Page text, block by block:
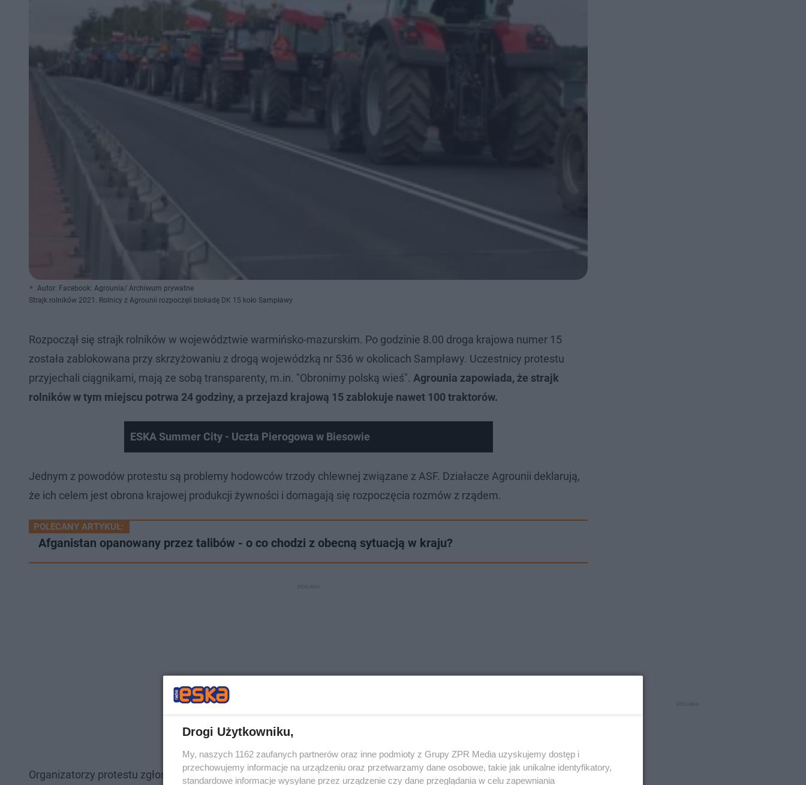
Autor: Facebook: Agrounia/ Archiwum prywatne
Strajk rolników 2021. Rolnicy z Agrounii rozpoczęli blokadę DK 15 koło Sampławy
Rozpoczął się strajk rolników w województwie warmińsko-mazurskim. Po godzinie 8.00 droga krajowa numer 15
została zablokowana przy skrzyżowaniu z drogą wojewódzką nr 536 w okolicach Sampławy. Uczestnicy protestu
przyjechali ciągnikami, mają ze sobą transparenty, m.in. "Obronimy polską wieś". Agrounia zapowiada, że strajk
rolników w tym miejscu potrwa 24 godziny, a przejazd krajową 15 zablokuje nawet 100 traktorów.
ESKA Summer City - Uczta Pierogowa w Biesowie
Jednym z powodów protestu są problemy hodowców trzody chlewnej związane z ASF. Działacze Agrounii deklarują,
że ich celem jest obrona krajowej produkcji żywności i domagają się rozpoczęcia rozmów z rządem.
POLECANY ARTYKUŁ:
Afganistan opanowany przez talibów - o co chodzi z obecną sytuacją w kraju?
Organizatorzy protestu zgłosili go wcześniej w urzędzie gminy w Lubawie, który powiadomił o planowanym
Drogi Użytkowniku,
My, naszych 1162 zaufanych partnerów oraz inne podmioty z Grupy ZPR Media uzyskujemy dostęp i
przechowujemy informacje na urządzeniu oraz przetwarzamy dane osobowe, takie jak unikalne identyfikatory,
standardowe informacje wysyłane przez urządzenie czy dane przeglądania w celu zapewniania